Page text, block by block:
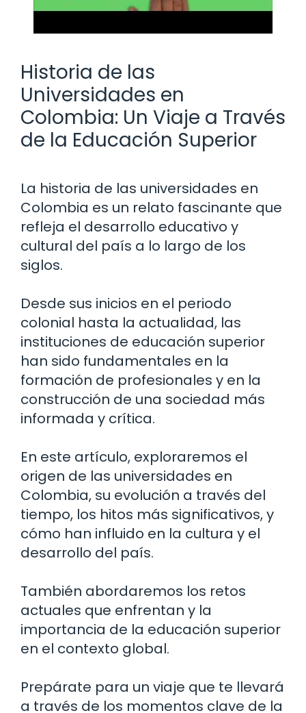
Historia de las
Universidades en
Colombia: Un Viaje a Través
de la Educación Superior
La historia de las universidades en
Colombia es un relato fascinante que
refleja el desarrollo educativo y
cultural del país a lo largo de los
siglos.
Desde sus inicios en el periodo
colonial hasta la actualidad, las
instituciones de educación superior
han sido fundamentales en la
formación de profesionales y en la
construcción de una sociedad más
informada y crítica.
En este artículo, exploraremos el
origen de las universidades en
Colombia, su evolución a través del
tiempo, los hitos más significativos, y
cómo han influido en la cultura y el
desarrollo del país.
También abordaremos los retos
actuales que enfrentan y la
importancia de la educación superior
en el contexto global.
Prepárate para un viaje que te llevará
a través de los momentos clave de la